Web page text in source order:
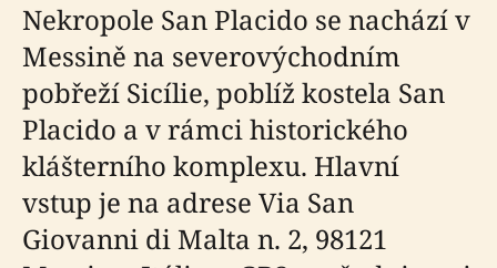
Nekropole San Placido se nachází v
Messině na severovýchodním
pobřeží Sicílie, poblíž kostela San
Placido a v rámci historického
klášterního komplexu. Hlavní
vstup je na adrese Via San
Giovanni di Malta n. 2, 98121